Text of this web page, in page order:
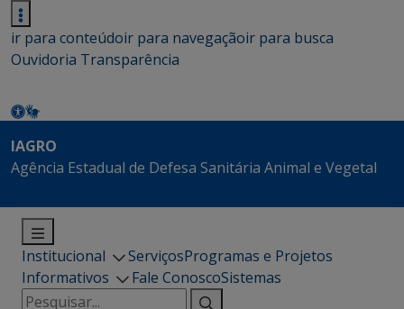
ir para conteúdoir para navegaçãoir para busca
Ouvidoria Transparência
IAGRO
Agência Estadual de Defesa Sanitária Animal e Vegetal
Institucional ServiçosProgramas e Projetos
Informativos
Fale ConoscoSistemas
Pesquisar